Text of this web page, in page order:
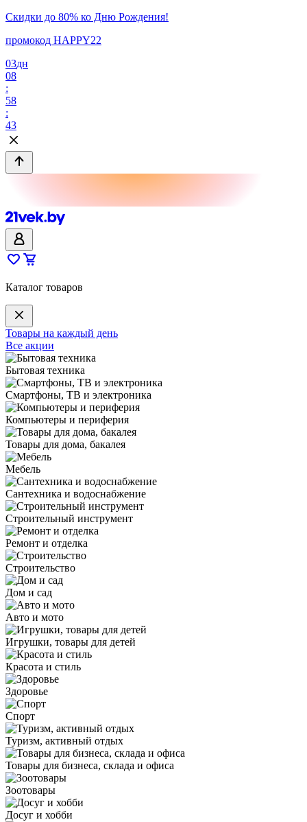
Скидки до 80% ко Дню Рождения!
промокод HAPPY22
03дн
08
:
58
:
43
Каталог товаров
Товары на каждый день
Все акции
Бытовая техника
Смартфоны, ТВ и электроника
Компьютеры и периферия
Товары для дома, бакалея
Мебель
Сантехника и водоснабжение
Строительный инструмент
Ремонт и отделка
Строительство
Дом и сад
Авто и мото
Игрушки, товары для детей
Красота и стиль
Здоровье
Спорт
Туризм, активный отдых
Товары для бизнеса, склада и офиса
Зоотовары
Досуг и хобби